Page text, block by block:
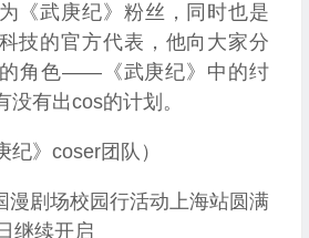
《武庚纪》粉丝，同时也是
技的官方代表，他向大家分
角色——《武庚纪》中的纣
没有出cos的计划。
纪》coser团队）